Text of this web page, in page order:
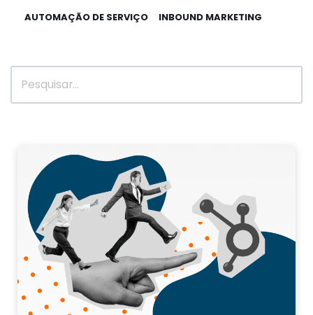
AUTOMAÇÃO DE SERVIÇO
INBOUND MARKETING